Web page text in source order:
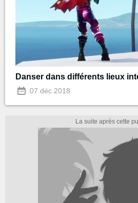
Danser dans différents lieux
07 déc 2018